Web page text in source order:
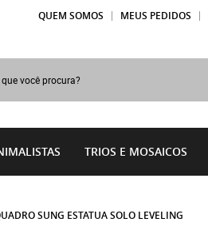
QUEM SOMOS MEUS PEDIDOS
TRIOS E MOSAICOS
SUNG ESTATUA SOLO LEVELING